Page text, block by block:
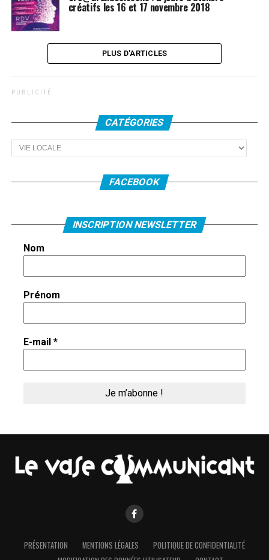
créatifs les 16 et 17 novembre 2018
PLUS D'ARTICLES
P U B L I C I T É
CATÉGORIES
Catégories
FACEBOOK
INSCRIPTION NEWSLETTER
Nom
Prénom
E-mail *
PRÉSENTATION MENTIONS LÉGALES
POLITIQUE DE CONFIDENTIALITÉ